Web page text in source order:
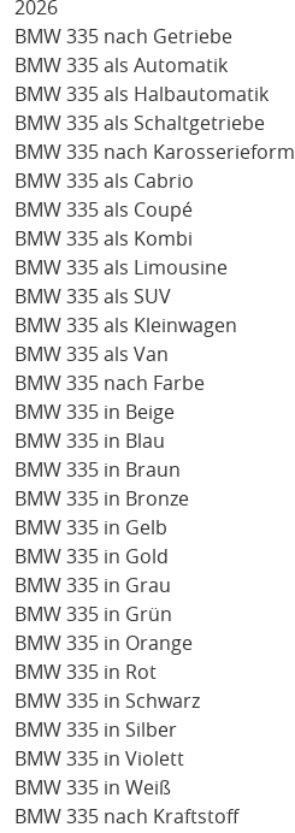
2026
BMW 335 nach Getriebe
BMW 335 als Automatik
BMW 335 als Halbautomatik
BMW 335 als Schaltgetriebe
BMW 335 nach Karosserieform
BMW 335 als Cabrio
BMW 335 als Coupé
BMW 335 als Kombi
BMW 335 als Limousine
BMW 335 als SUV
BMW 335 als Kleinwagen
BMW 335 als Van
BMW 335 nach Farbe
BMW 335 in Beige
BMW 335 in Blau
BMW 335 in Braun
BMW 335 in Bronze
BMW 335 in Gelb
BMW 335 in Gold
BMW 335 in Grau
BMW 335 in Grün
BMW 335 in Orange
BMW 335 in Rot
BMW 335 in Schwarz
BMW 335 in Silber
BMW 335 in Violett
BMW 335 in Weiß
BMW 335 nach Kraftstoff